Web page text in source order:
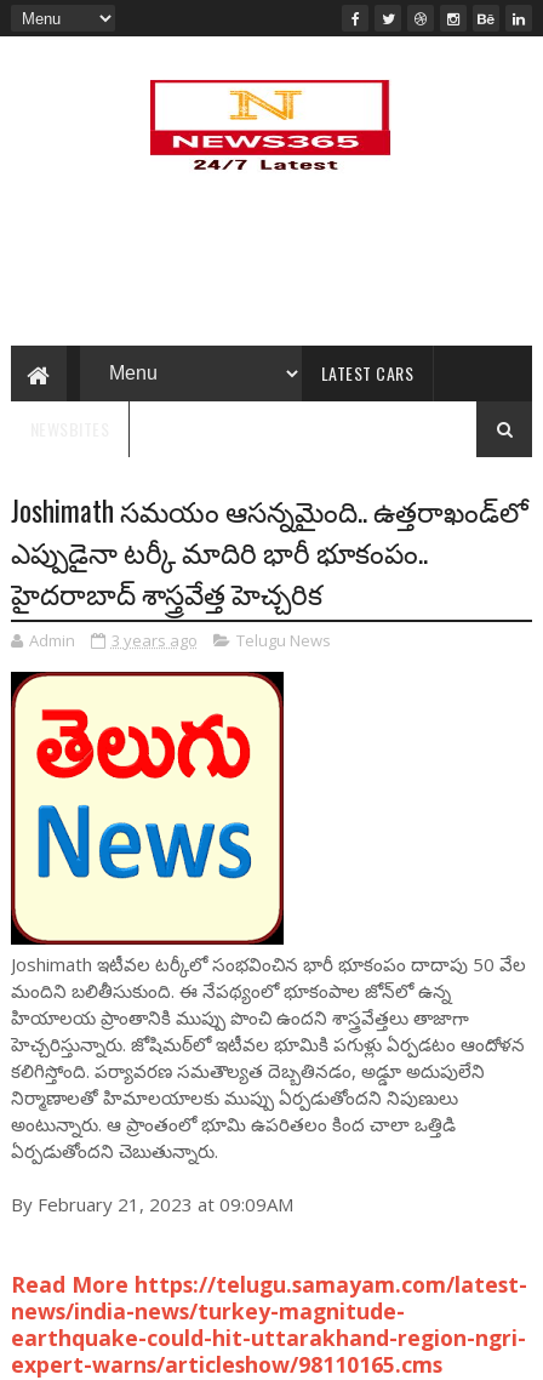
LATEST CARS
Joshimath సమయం ఆసన్నమైంది.. ఉత్తరాఖండ్‌లో
ఎప్పుడైనా టర్కీ మాదిరి భారీ భూకంపం..
హైదరాబాద్ శాస్త్రవేత్త హెచ్చరిక
Admin 3 years ago Telugu News
Joshimath ఇటీవల టర్కీలో సంభవించిన భారీ భూకంపం దాదాపు 50 వేల
మందిని బలితీసుకుంది. ఈ నేపథ్యంలో భూకంపాల జోన్‌లో ఉన్న
హియాలయ ప్రాంతానికి ముప్పు పొంచి ఉందని శాస్త్రవేత్తలు తాజాగా
హెచ్చరిస్తున్నారు. జోషిమఠ్‌లో ఇటీవల భూమికి పగుళ్లు ఏర్పడటం ఆందోళన
కలిగిస్తోంది. పర్యావరణ సమతౌల్యత దెబ్బతినడం, అడ్డూ అదుపులేని
నిర్మాణాలతో హిమాలయాలకు ముప్పు ఏర్పడుతోందని నిపుణులు
అంటున్నారు. ఆ ప్రాంతంలో భూమి ఉపరితలం కింద చాలా ఒత్తిడి
ఏర్పడుతోందని చెబుతున్నారు.
By February 21, 2023 at 09:09AM
Read More https://telugu.samayam.com/latest-
news/india-news/turkey-magnitude-
earthquake-could-hit-uttarakhand-region-ngri-
expert-warns/articleshow/98110165.cms